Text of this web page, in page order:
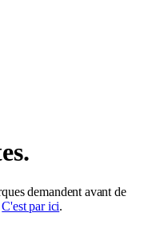
demandent avant de
C'est par ici.